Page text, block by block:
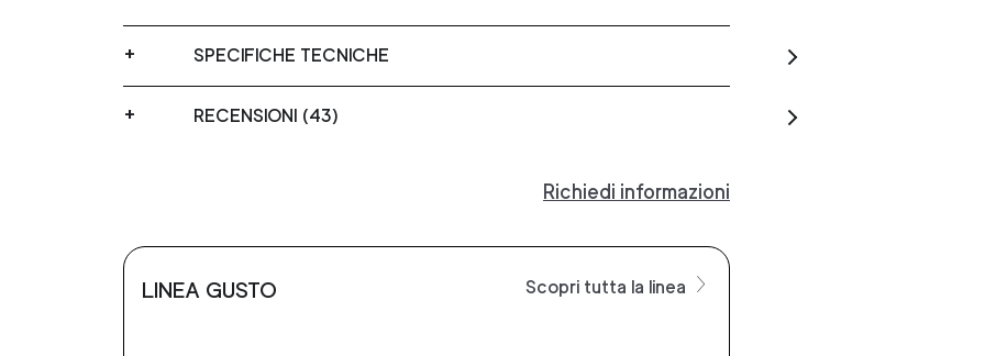
SPECIFICHE TECNICHE
RECENSIONI (43)
Richiedi informazioni
LINEA GUSTO Scopri tutta la linea